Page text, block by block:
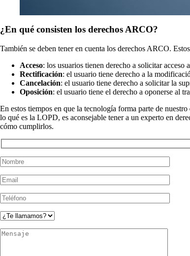
¿En qué consisten los derechos ARCO?
También se deben tener en cuenta los derechos ARCO.
Acceso: los usuarios tienen derecho a solicitar acceso
Rectificación: el usuario tiene derecho a la
Cancelación: el usuario tiene derecho a solicitar la
Oposición: el usuario tiene el derecho a oponerse al
En estos tiempos en que la tecnología forma parte de
lo qué es la LOPD, es aconsejable tener a un experto en
cómo cumplirlos.